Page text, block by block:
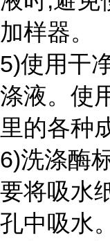
加样器。
5)使用干
涤液。使
里的各种
6)洗涤酶
要将吸水
孔中吸水。